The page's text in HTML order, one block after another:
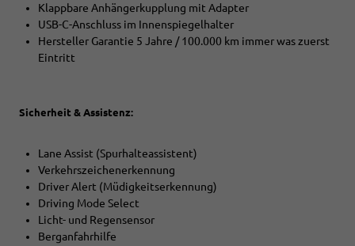
Klappbare Anhängerkupplung mit Adapter
USB-C-Anschluss im Innenspiegelhalter
Hersteller Garantie 5 Jahre / 100.000 km immer was zuerst
Eintritt
Sicherheit & Assistenz:
Lane Assist (Spurhalteassistent)
Verkehrszeichenerkennung
Driver Alert (Müdigkeitserkennung)
Driving Mode Select
Licht- und Regensensor
Berganfahrhilfe